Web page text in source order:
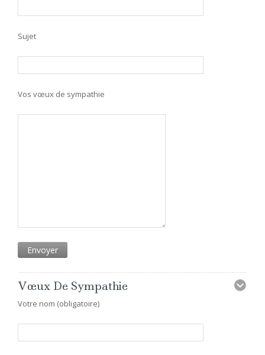
Sujet
Vos vœux de sympathie
Vœux De Sympathie
Votre nom (obligatoire)